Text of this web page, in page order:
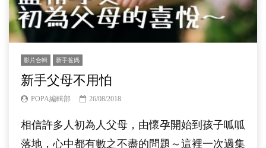
影片合輯 新手爸媽
新手父母不用怕
POPA編輯部 26/08/2018
相信許多人初為人父母，由懷孕開始到孩子呱呱
落地，心中都有數之不盡的問題～這裡一次過集